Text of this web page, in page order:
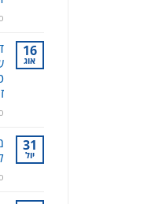
16
אוג
31
יול